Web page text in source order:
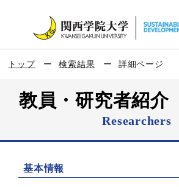
トップ 検索結果 詳細ページ
教員・研究者紹介
Researchers
基本情報